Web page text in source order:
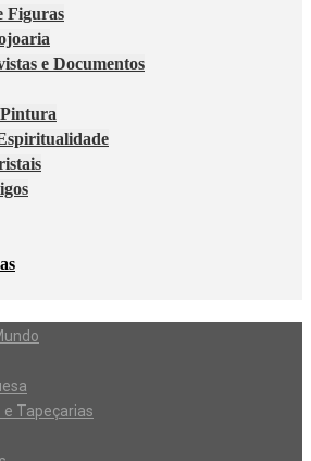
Figuras
e Documentos
e Tapeçarias